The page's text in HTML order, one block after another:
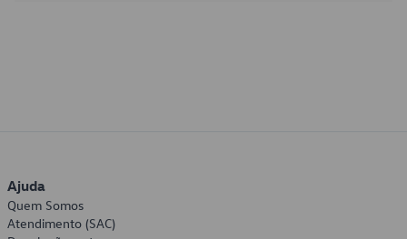
Ajuda
Quem Somos
Atendimento (SAC)